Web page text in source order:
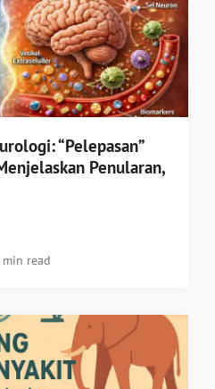
“Pelepasan”
Penularan,
min read